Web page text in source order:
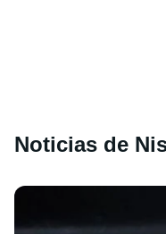
Noticias de